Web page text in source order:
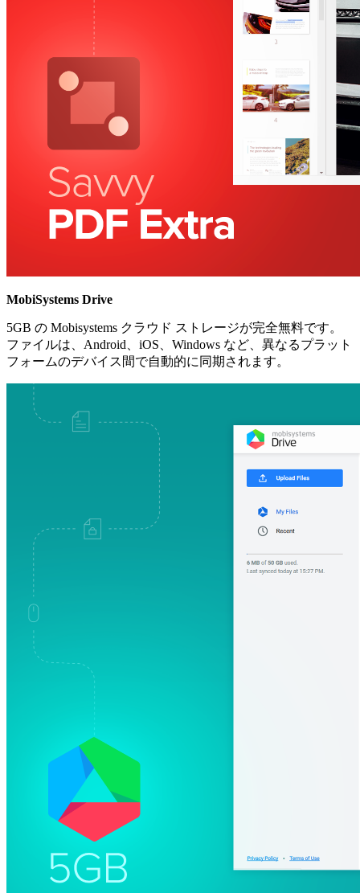
MobiSystems Drive
5GB の Mobisystems クラウド ストレージが完全無料です。
ファイルは、Android、iOS、Windows など、異なるプラット
フォームのデバイス間で自動的に同期されます。